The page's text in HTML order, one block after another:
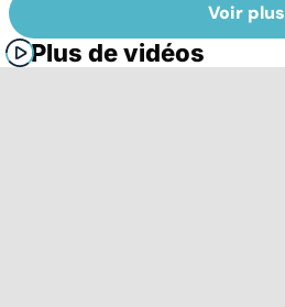
Voir plus
Plus de vidéos